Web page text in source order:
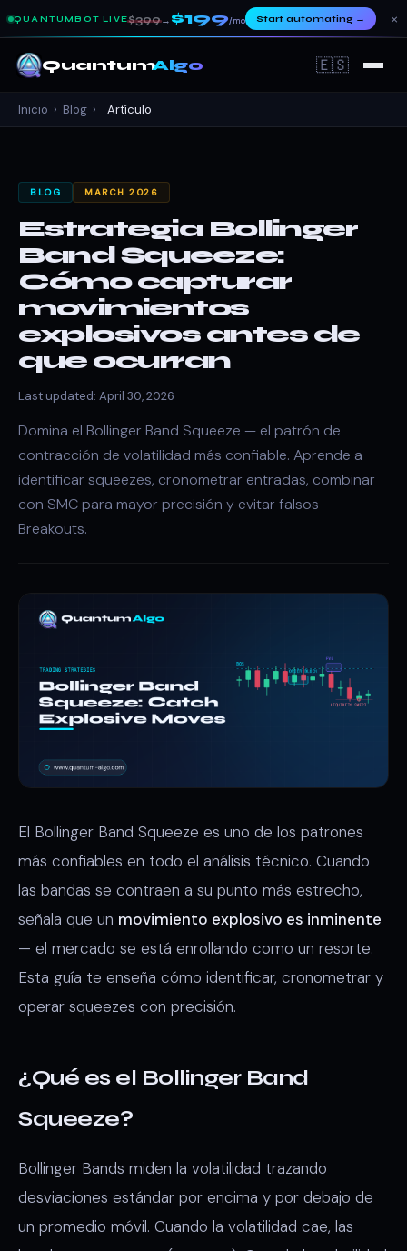
QUANTUMBOT LIVE$399→ $199/mo Start automating→ ×
QuantumAlgo 🇪🇸
Inicio › Blog › Artículo
BLOG MARCH 2026
Estrategia Bollinger
Band Squeeze:
Cómo capturar
movimientos
explosivos antes de
que ocurran
Last updated: April 30, 2026
Domina el Bollinger Band Squeeze — el patrón de
contracción de volatilidad más confiable. Aprende a
identificar squeezes, cronometrar entradas, combinar
con SMC para mayor precisión y evitar falsos
Breakouts.
El Bollinger Band Squeeze es uno de los patrones
más confiables en todo el análisis técnico. Cuando
las bandas se contraen a su punto más estrecho,
señala que un movimiento explosivo es inminente
— el mercado se está enrollando como un resorte.
Esta guía te enseña cómo identificar, cronometrar y
operar squeezes con precisión.
¿Qué es el Bollinger Band
Squeeze?
Bollinger Bands miden la volatilidad trazando
desviaciones estándar por encima y por debajo de
un promedio móvil. Cuando la volatilidad cae, las